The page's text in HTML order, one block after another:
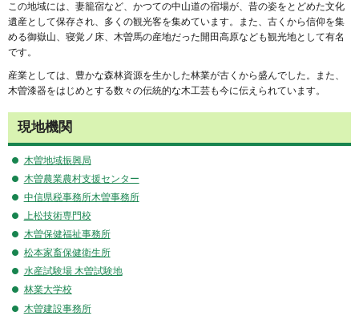
この地域には、妻籠宿など、かつての中山道の宿場が、昔の姿をとどめた文化
遺産として保存され、多くの観光客を集めています。また、古くから信仰を集
める御嶽山、寝覚ノ床、木曽馬の産地だった開田高原なども観光地として有名
です。
産業としては、豊かな森林資源を生かした林業が古くから盛んでした。また、
木曽漆器をはじめとする数々の伝統的な木工芸も今に伝えられています。
現地機関
木曽地域振興局
木曽農業農村支援センター
中信県税事務所木曽事務所
上松技術専門校
木曽保健福祉事務所
松本家畜保健衛生所
水産試験場 木曽試験地
林業大学校
木曽建設事務所